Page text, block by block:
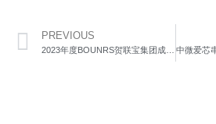
PREVIOUS